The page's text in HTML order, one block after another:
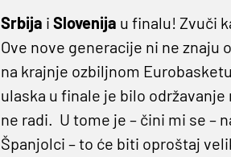
Srbija i Slovenija u finalu! Zvuči
Ove nove generacije ni ne
na krajnje ozbiljnom
ulaska u finale je bilo
ne radi. U tome je – čini mi se –
Španjolci – to će biti oproštaj